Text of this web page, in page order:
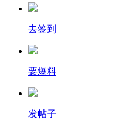
去签到
要爆料
发帖子